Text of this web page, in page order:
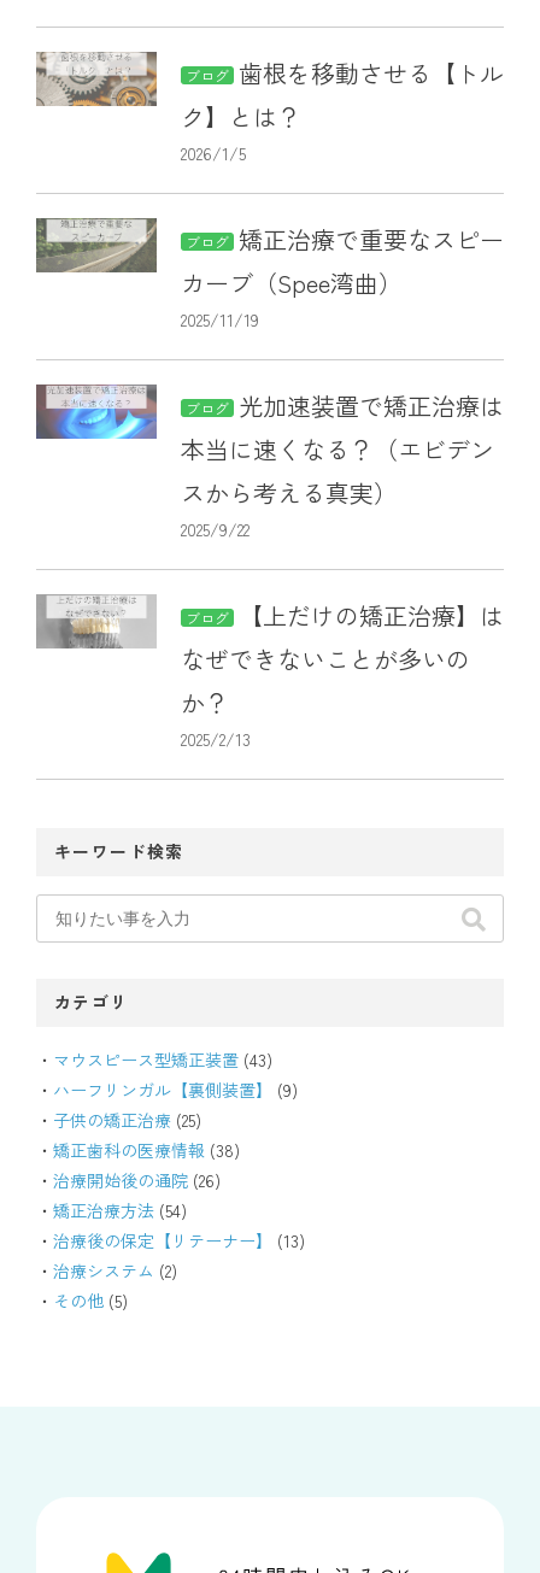
ブログ 歯根を移動させる【トル
ク】とは？
2026/1/5
ブログ 矯正治療で重要なスピー
カーブ（Spee湾曲）
2025/11/19
ブログ 光加速装置で矯正治療は
本当に速くなる？（エビデン
スから考える真実）
2025/9/22
ブログ
【上だけの矯正治療】は
なぜできないことが多いの
か？
2025/2/13
キーワード検索
カテゴリ
マウスピース型矯正装置 (43)
ハーフリンガル【裏側装置】
(9)
子供の矯正治療 (25)
矯正歯科の医療情報 (38)
治療開始後の通院 (26)
矯正治療方法 (54)
治療後の保定【リテーナー】
(13)
治療システム (2)
その他 (5)